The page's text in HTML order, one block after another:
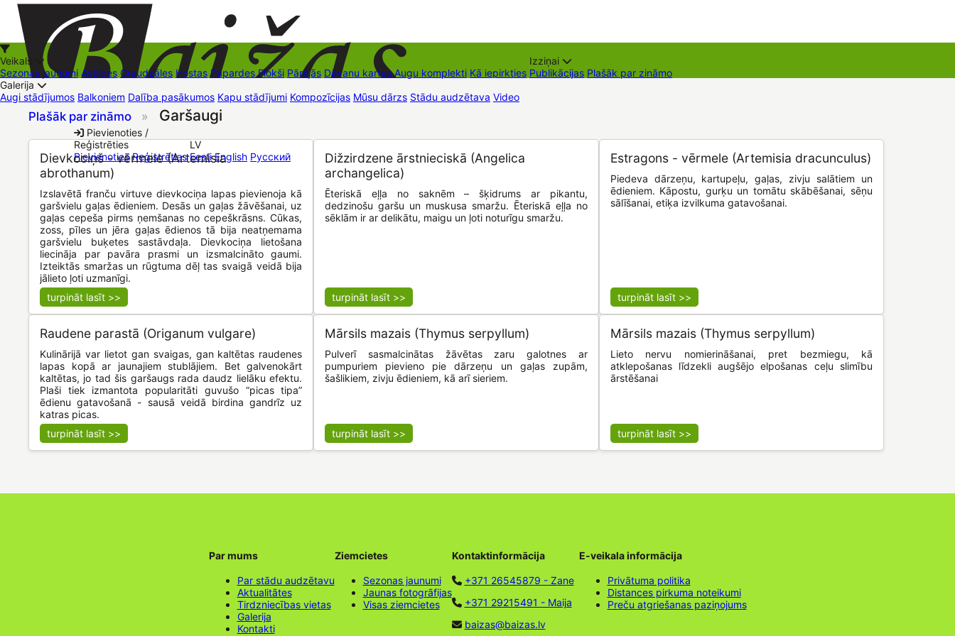
+37126545879 baizas@baizas.lv
Stādu grozs
Pievienoties /
Reģistrēties
Pievienoties Reģistrēties
LV
Eesti English Русский
Veikals
Sezonas jaunumi Astilbes Graudzāles Hostas Papardes Flokši Pārējās Dāvanu kartes Augu komplekti Kā iepirkties
Izziņai
Publikācijas Plašāk par zināmo
Galerija
Augi stādījumos Balkoniem Dalība pasākumos Kapu stādījumi Kompozīcijas Mūsu dārzs Stādu audzētava Video
Plašāk par zināmo » Garšaugi
Dievkociņš - vērmele (Artemisia
abrothanum)
Izslavētā franču virtuve dievkociņa lapas pievienoja kā
garšvielu gaļas ēdieniem. Desās un gaļas žāvēšanai, uz
gaļas cepeša pirms ņemšanas no cepeškrāsns. Cūkas,
zoss, pīles un jēra gaļas ēdienos tā bija neatņemama
garšvielu buķetes sastāvdaļa. Dievkociņa lietošana
liecināja par pavāra prasmi un izsmalcināto gaumi.
Izteiktās smaržas un rūgtuma dēļ tas svaigā veidā bija
jālieto ļoti uzmanīgi.
turpināt lasīt >>
Dižzirdzene ārstnieciskā (Angelica
archangelica)
Ēteriskā eļļa no saknēm – šķidrums ar pikantu,
dedzinošu garšu un muskusa smaržu. Ēteriskā eļļa no
sēklām ir ar delikātu, maigu un ļoti noturīgu smaržu.
turpināt lasīt >>
Estragons - vērmele (Artemisia dracunculus)
Piedeva dārzeņu, kartupeļu, gaļas, zivju salātiem un
ēdieniem. Kāpostu, gurķu un tomātu skābēšanai, sēņu
sālīšanai, etiķa izvilkuma gatavošanai.
turpināt lasīt >>
Raudene parastā (Origanum vulgare)
Kulinārijā var lietot gan svaigas, gan kaltētas raudenes
lapas kopā ar jaunajiem stublājiem. Bet galvenokārt
kaltētas, jo tad šis garšaugs rada daudz lielāku efektu.
Plaši tiek izmantota popularitāti guvušo “picas tipa”
ēdienu gatavošanā - sausā veidā birdina gandrīz uz
katras picas.
turpināt lasīt >>
Mārsils mazais (Thymus serpyllum)
Pulverī sasmalcinātas žāvētas zaru galotnes ar
pumpuriem pievieno pie dārzeņu un gaļas zupām,
šašlikiem, zivju ēdieniem, kā arī sieriem.
turpināt lasīt >>
Mārsils mazais (Thymus serpyllum)
Lieto nervu nomierināšanai, pret bezmiegu, kā
atklepošanas līdzekli augšējo elpošanas ceļu slimību
ārstēšanai
turpināt lasīt >>
Par mums
Par stādu audzētavu
Aktualitātes
Tirdzniecības vietas
Galerija
Kontakti
Ziemcietes
Sezonas jaunumi
Jaunas fotogrāfijas
Visas ziemcietes
Kontaktinformācija
+371 26545879 - Zane
+371 29215491 - Maija
baizas@baizas.lv
E-veikala informācija
Privātuma politika
Distances pirkuma noteikumi
Preču atgriešanas paziņojums